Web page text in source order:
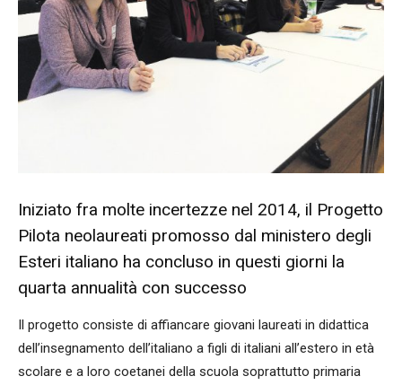
Iniziato fra molte incertezze nel 2014, il Progetto
Pilota neolaureati promosso dal ministero degli
Esteri italiano ha concluso in questi giorni la
quarta annualità con successo
Il progetto consiste di affiancare giovani laureati in didattica
dell’insegnamento dell’italiano a figli di italiani all’estero in età
scolare e a loro coetanei della scuola soprattutto primaria